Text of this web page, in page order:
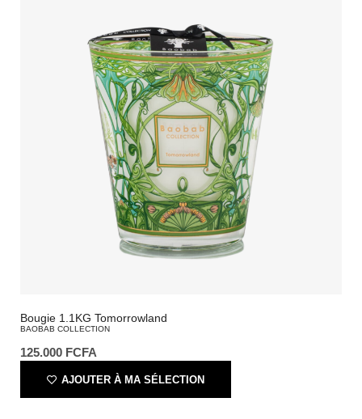
Bougie 1.1KG Tomorrowland
BAOBAB COLLECTION
125.000 FCFA
AJOUTER À MA SÉLECTION